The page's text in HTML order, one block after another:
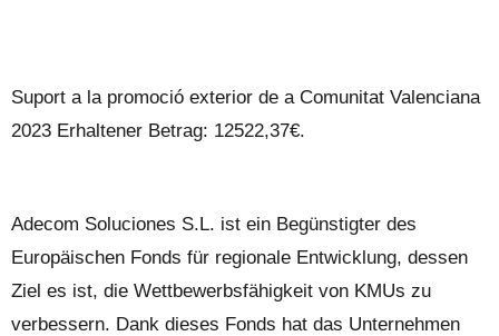
Suport a la promoció exterior de a Comunitat Valenciana
2023 Erhaltener Betrag: 12522,37€.
Adecom Soluciones S.L. ist ein Begünstigter des
Europäischen Fonds für regionale Entwicklung, dessen
Ziel es ist, die Wettbewerbsfähigkeit von KMUs zu
verbessern. Dank dieses Fonds hat das Unternehmen